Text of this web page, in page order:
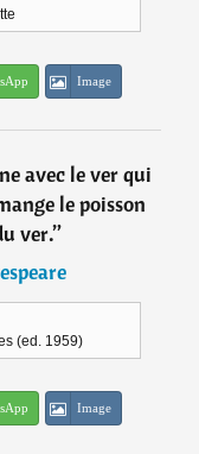
Image
avec le ver qui
le poisson
ver.”
(ed. 1959)
Image